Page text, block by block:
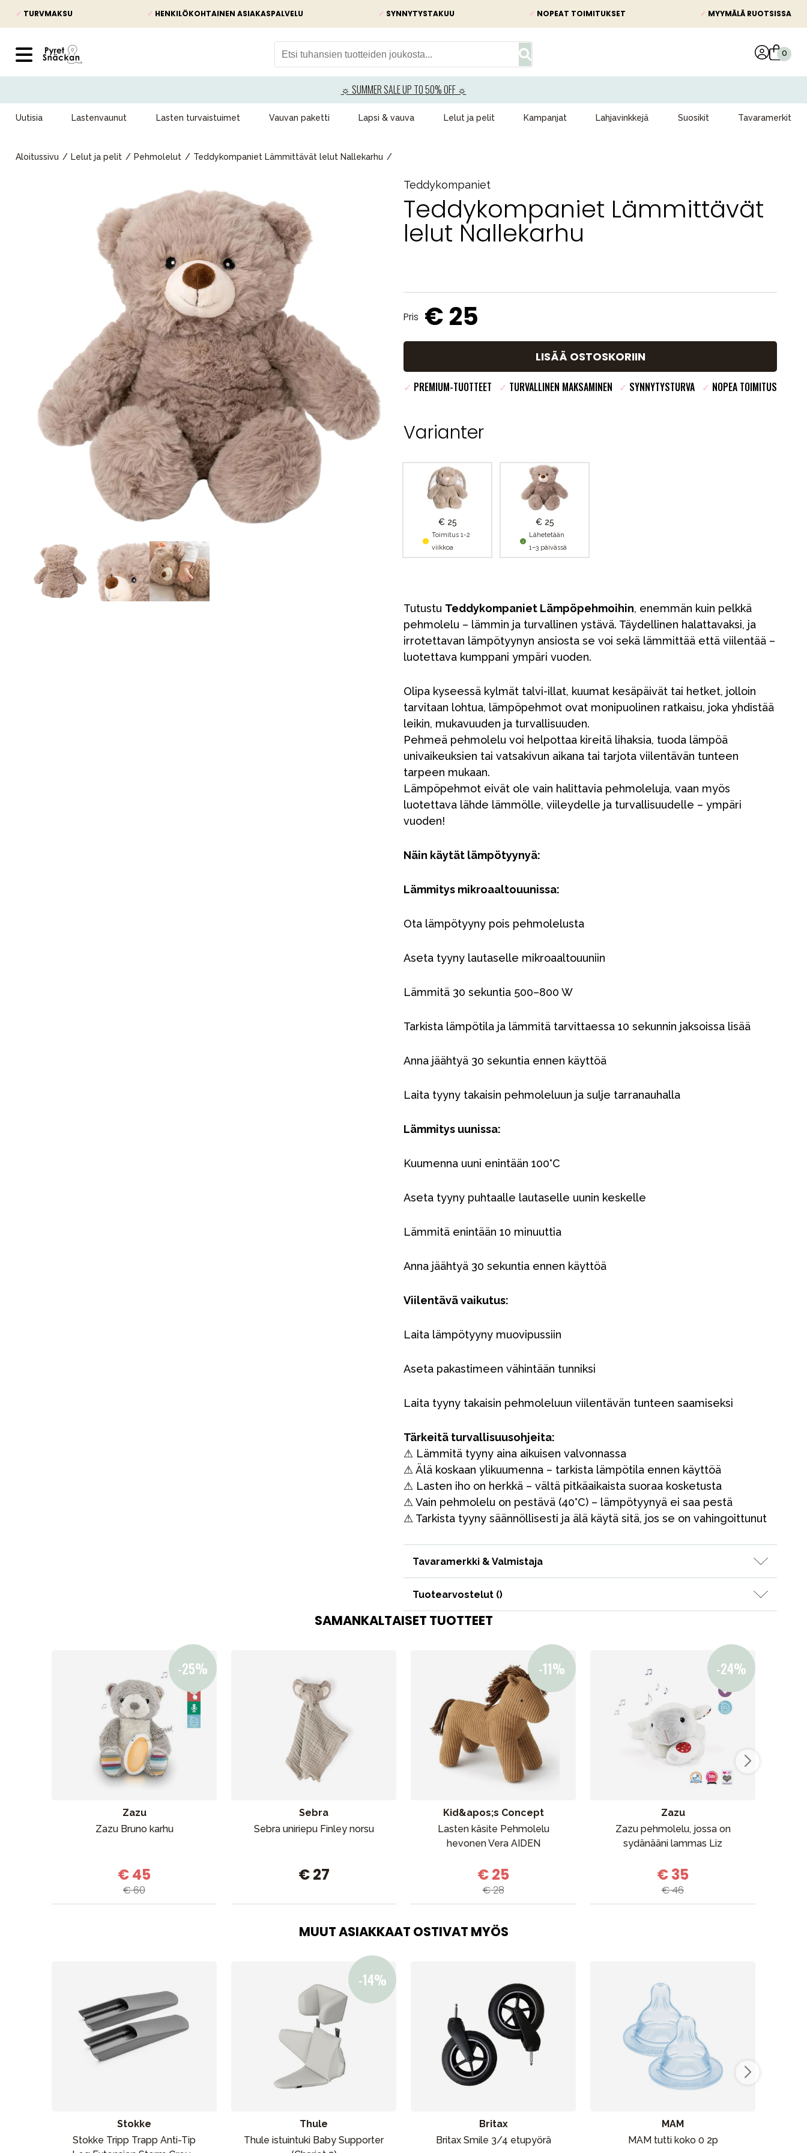
✓ TURVMAKSU ✓ HENKILÖKOHTAINEN ASIAKASPALVELU ✓ SYNNYTYSTAKUU ✓ NOPEAT TOIMITUKSET ✓ MYYMÄLÄ RUOTSISSA
☼ SUMMER SALE UP TO 50% OFF ☼
Uutisia Lastenvaunut Lasten turvaistuimet Vauvan paketti Lapsi & vauva Lelut ja pelit Kampanjat Lahjavinkkejä Suosikit Tavaramerkit
Aloitussivu Lelut ja pelit Pehmolelut Teddykompaniet Lämmittävät lelut Nallekarhu
Teddykompaniet
Teddykompaniet Lämmittävät
lelut Nallekarhu
Pris € 25
LISÄÄ OSTOSKORIIN
✓ PREMIUM-TUOTTEET ✓ TURVALLINEN MAKSAMINEN ✓ SYNNYTYSTURVA ✓ NOPEA TOIMITUS
Varianter
€ 25
Toimitus 1-2
viikkoa
€ 25
Lähetetään
1–3 päivässä
Tutustu Teddykompaniet Lämpöpehmoihin, enemmän kuin pelkkä
pehmolelu – lämmin ja turvallinen ystävä. Täydellinen halattavaksi, ja
irrotettavan lämpötyynyn ansiosta se voi sekä lämmittää että viilentää –
luotettava kumppani ympäri vuoden.
Olipa kyseessä kylmät talvi-illat, kuumat kesäpäivät tai hetket, jolloin
tarvitaan lohtua, lämpöpehmot ovat monipuolinen ratkaisu, joka yhdistää
leikin, mukavuuden ja turvallisuuden.
Pehmeä pehmolelu voi helpottaa kireitä lihaksia, tuoda lämpöä
univaikeuksien tai vatsakivun aikana tai tarjota viilentävän tunteen
tarpeen mukaan.
Lämpöpehmot eivät ole vain halittavia pehmoleluja, vaan myös
luotettava lähde lämmölle, viileydelle ja turvallisuudelle – ympäri
vuoden!
Näin käytät lämpötyynyä:
Lämmitys mikroaaltouunissa:
Ota lämpötyyny pois pehmolelusta
Aseta tyyny lautaselle mikroaaltouuniin
Lämmitä 30 sekuntia 500–800 W
Tarkista lämpötila ja lämmitä tarvittaessa 10 sekunnin jaksoissa lisää
Anna jäähtyä 30 sekuntia ennen käyttöä
Laita tyyny takaisin pehmoleluun ja sulje tarranauhalla
Lämmitys uunissa:
Kuumenna uuni enintään 100°C
Aseta tyyny puhtaalle lautaselle uunin keskelle
Lämmitä enintään 10 minuuttia
Anna jäähtyä 30 sekuntia ennen käyttöä
Viilentävä vaikutus:
Laita lämpötyyny muovipussiin
Aseta pakastimeen vähintään tunniksi
Laita tyyny takaisin pehmoleluun viilentävän tunteen saamiseksi
Tärkeitä turvallisuusohjeita:
⚠ Lämmitä tyyny aina aikuisen valvonnassa
⚠ Älä koskaan ylikuumenna – tarkista lämpötila ennen käyttöä
⚠ Lasten iho on herkkä – vältä pitkäaikaista suoraa kosketusta
⚠ Vain pehmolelu on pestävä (40°C) – lämpötyynyä ei saa pestä
⚠ Tarkista tyyny säännöllisesti ja älä käytä sitä, jos se on vahingoittunut
Tavaramerkki & Valmistaja
Tuotearvostelut ()
SAMANKALTAISET TUOTTEET
Zazu
Zazu Bruno karhu
€ 45
€ 60
Sebra
Sebra uniriepu Finley norsu
€ 27
Kid&apos;s Concept
Lasten käsite Pehmolelu
hevonen Vera AIDEN
€ 25
€ 28
Zazu
Zazu pehmolelu, jossa on
sydänääni lammas Liz
€ 35
€ 46
MUUT ASIAKKAAT OSTIVAT MYÖS
Stokke
Stokke Tripp Trapp Anti-Tip
Thule
Thule istuintuki Baby Supporter
Britax
Britax Smile 3/4 etupyörä
MAM
MAM tutti koko 0 2p
Tarvikkeet
Kampanjat
Ota meihin yhteyttä osoitteessa Myymälämme